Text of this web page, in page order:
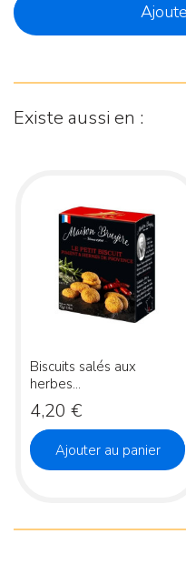
Existe aussi en :
Biscuits salés aux
herbes...
Prix
4,20 €
Ajouter au panier